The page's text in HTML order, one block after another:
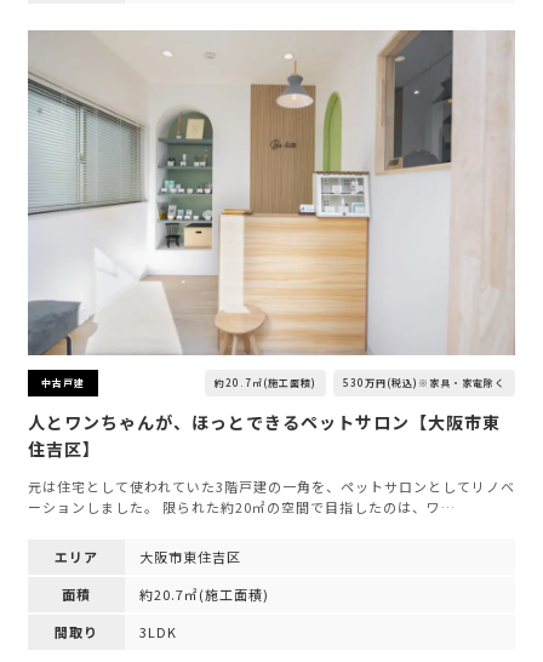
中古戸建 約20.7㎡(施工面積) 530万円(税込)※家具・家電除く
人とワンちゃんが、ほっとできるペットサロン【大阪市東
住吉区】
元は住宅として使われていた3階戸建の一角を、ペットサロンとしてリノベ
ーションしました。 限られた約20㎡の空間で目指したのは、ワ…
エリア
大阪市東住吉区
面積
約20.7㎡(施工面積)
間取り
3LDK